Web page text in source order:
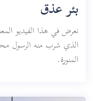
بئر عذق
نعرض في هذا الفيديو
الذي شرب منه الرسول
المنورة.